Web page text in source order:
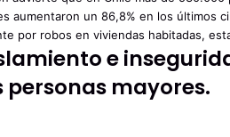
e
mayores.